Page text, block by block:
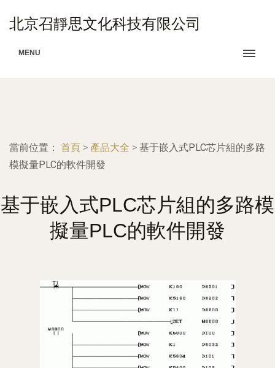
北京召靜思文化科技有限公司
MENU
當前位置： 首頁 > 產品大全 > 基于嵌入式PLC芯片組的多路
模擬量PLC的軟件開發
基于嵌入式PLC芯片組的多路模
擬量PLC的軟件開發